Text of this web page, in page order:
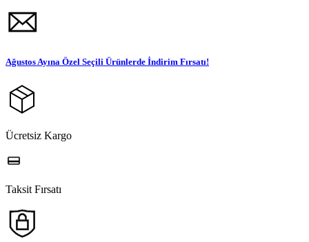
Ağustos Ayına Özel Seçili Ürünlerde İndirim Fırsatı!
Ücretsiz Kargo
Taksit Fırsatı